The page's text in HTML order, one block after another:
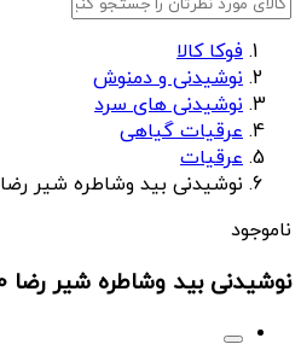
فوکا کالا
نوشیدنی و دمنوش
نوشیدنی های سرد
عرقیات گیاهی
عرقیات
نوشیدنی بید وشاطره شیر رضا 310 سی سی
ناموجود
نوشیدنی بید وشاطره شیر رضا 310 سی سی